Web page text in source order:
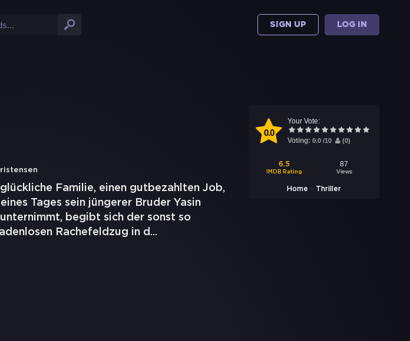
SIGN UP LOG IN
0.0
Your Vote:
Voting: 0.0 /10 (0)
6.5
IMDB Rating
87
Views
Home > Thriller
Familie, einen gutbezahlten Job,
Tages sein jüngerer Bruder Yasin
begibt sich der sonst so
Rachefeldzug in d ...